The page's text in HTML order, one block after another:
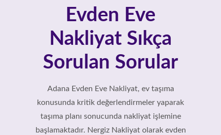
Evden Eve
Nakliyat Sıkça
Sorulan Sorular
Adana Evden Eve Nakliyat, ev taşıma
konusunda kritik değerlendirmeler yaparak
taşıma planı sonucunda nakliyat işlemine
başlamaktadır. Nergiz Nakliyat olarak evden